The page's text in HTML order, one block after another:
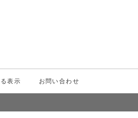
表示 お問い合わせ